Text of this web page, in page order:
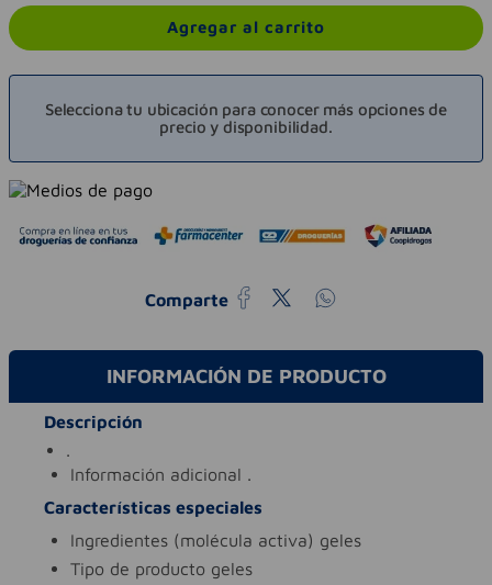
Agregar al carrito
Selecciona tu ubicación para conocer más opciones de
precio y disponibilidad.
Comparte
INFORMACIÓN DE PRODUCTO
Descripción
.
información adicional .
Características especiales
ingredientes (molécula activa) geles
tipo de producto geles